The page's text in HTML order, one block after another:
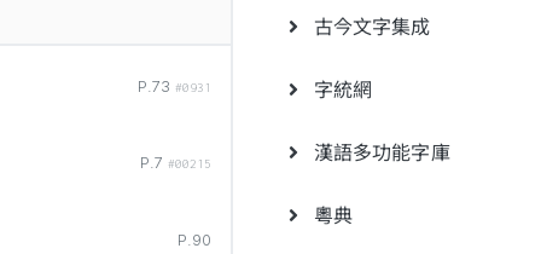
P.73 #0931
P.7 #00215
P.90
古今文字集成
字統網
漢語多功能字庫
粵典